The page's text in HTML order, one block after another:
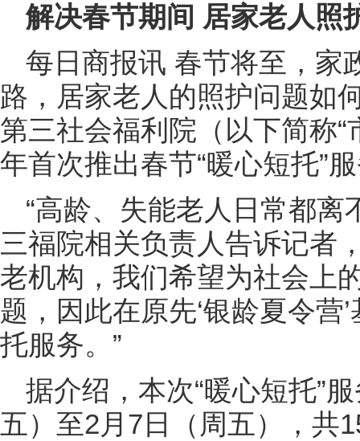
解决春节期间 居家老人照
每日商报讯 春节将至，家
路，居家老人的照护问题如
第三社会福利院（以下简称
年首次推出春节“暖心短托”
“高龄、失能老人日常都离
三福院相关负责人告诉记者
老机构，我们希望为社会上
题，因此在原先‘银龄夏令营
托服务。”
据介绍，本次“暖心短托”
五）至2月7日（周五），共